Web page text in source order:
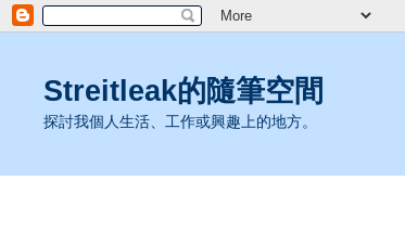
Streitleak的隨筆空間
探討我個人生活、工作或興趣上的地方。